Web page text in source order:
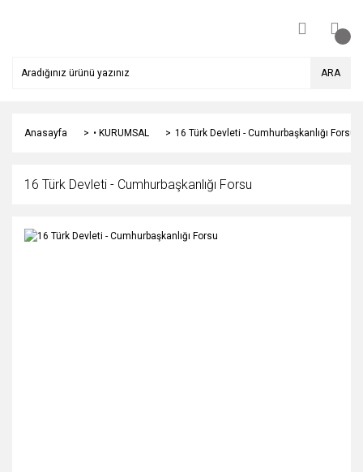
ARA
Anasayfa • KURUMSAL 16 Türk Devleti - Cumhurbaşkanlığı Forsu
16 Türk Devleti - Cumhurbaşkanlığı Forsu